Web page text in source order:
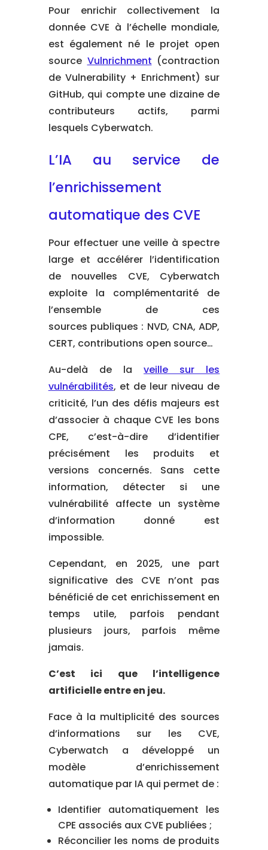
Pour enrichir collectivement la
donnée CVE à l’échelle mondiale,
est également né le projet open
source Vulnrichment (contraction
de Vulnerability + Enrichment) sur
GitHub, qui compte une dizaine de
contributeurs actifs, parmi
lesquels Cyberwatch.
L’IA au service de
l’enrichissement
automatique des CVE
Pour effectuer une veille à spectre
large et accélérer l’identification
de nouvelles CVE, Cyberwatch
exploite la complémentarité de
l’ensemble de ces
sources publiques : NVD, CNA, ADP,
CERT, contributions open source…
Au-delà de laveille sur les
vulnérabilités, et de leur niveau de
criticité, l’un des défis majeurs est
d’associer à chaque CVE les bons
CPE, c’est-à-dire d’identifier
précisément les produits et
versions concernés. Sans cette
information, détecter si une
vulnérabilité affecte un système
d’information donné est
impossible.
Cependant, en 2025, une part
significative des CVE n’ont pas
bénéficié de cet enrichissement en
temps utile, parfois pendant
plusieurs jours, parfois même
jamais.
C’est ici que l’intelligence
artificielle entre en jeu.
Face à la multiplicité des sources
d’informations sur les CVE,
Cyberwatch a développé un
modèle d’enrichissement
automatique par IA qui permet de :
Identifier automatiquement les
CPE associés aux CVE publiées ;
Réconcilier les noms de produits